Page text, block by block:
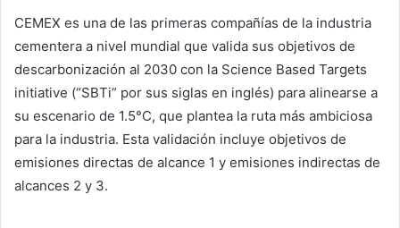
CEMEX es una de las primeras compañías de la industria
cementera a nivel mundial que valida sus objetivos de
descarbonización al 2030 con la Science Based Targets
initiative (“SBTi” por sus siglas en inglés) para alinearse a
su escenario de 1.5°C, que plantea la ruta más ambiciosa
para la industria. Esta validación incluye objetivos de
emisiones directas de alcance 1 y emisiones indirectas de
alcances 2 y 3.